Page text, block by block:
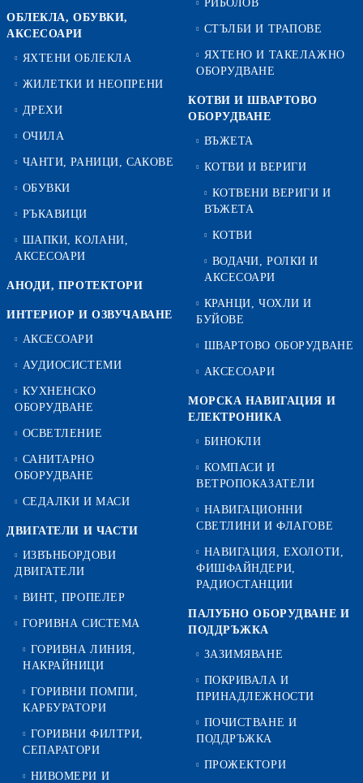
ОБЛЕКЛА, ОБУВКИ,
АКСЕСОАРИ
ЯХТЕНИ ОБЛЕКЛА
ЖИЛЕТКИ И НЕОПРЕНИ
ДРЕХИ
ОЧИЛА
ЧАНТИ, РАНИЦИ, САКОВЕ
ОБУВКИ
РЪКАВИЦИ
ШАПКИ, КОЛАНИ,
АКСЕСОАРИ
АНОДИ, ПРОТЕКТОРИ
ИНТЕРИОР И ОЗВУЧАВАНЕ
АКСЕСОАРИ
АУДИОСИСТЕМИ
КУХНЕНСКО
ОБОРУДВАНЕ
ОСВЕТЛЕНИЕ
САНИТАРНО
ОБОРУДВАНЕ
СЕДАЛКИ И МАСИ
ДВИГАТЕЛИ И ЧАСТИ
ИЗВЪНБОРДОВИ
ДВИГАТЕЛИ
ВИНТ, ПРОПЕЛЕР
ГОРИВНА СИСТЕМА
ГОРИВНА ЛИНИЯ,
НАКРАЙНИЦИ
ГОРИВНИ ПОМПИ,
КАРБУРАТОРИ
ГОРИВНИ ФИЛТРИ,
СЕПАРАТОРИ
НИВОМЕРИ И
РИБОЛОВ
СТЪЛБИ И ТРАПОВЕ
ЯХТЕНО И ТАКЕЛАЖНО
ОБОРУДВАНЕ
КОТВИ И ШВАРТОВО
ОБОРУДВАНЕ
ВЪЖЕТА
КОТВИ И ВЕРИГИ
КОТВЕНИ ВЕРИГИ И
ВЪЖЕТА
КОТВИ
ВОДАЧИ, РОЛКИ И
АКСЕСОАРИ
КРАНЦИ, ЧОХЛИ И
БУЙОВЕ
ШВАРТОВО ОБОРУДВАНЕ
АКСЕСОАРИ
МОРСКА НАВИГАЦИЯ И
ЕЛЕКТРОНИКА
БИНОКЛИ
КОМПАСИ И
ВЕТРОПОКАЗАТЕЛИ
НАВИГАЦИОННИ
СВЕТЛИНИ И ФЛАГОВЕ
НАВИГАЦИЯ, ЕХОЛОТИ,
ФИШФАЙНДЕРИ,
РАДИОСТАНЦИИ
ПАЛУБНО ОБОРУДВАНЕ И
ПОДДРЪЖКА
ЗАЗИМЯВАНЕ
ПОКРИВАЛА И
ПРИНАДЛЕЖНОСТИ
ПОЧИСТВАНЕ И
ПОДДРЪЖКА
ПРОЖЕКТОРИ